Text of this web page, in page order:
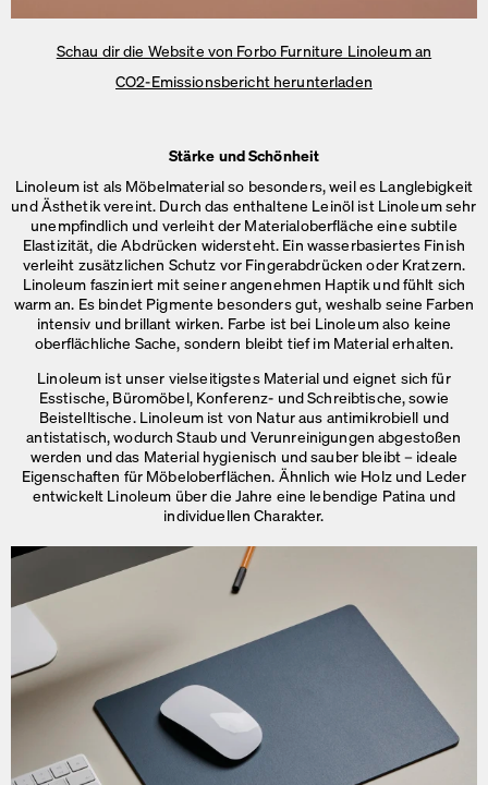
Schau dir die Website von Forbo Furniture Linoleum an
CO2-Emissionsbericht herunterladen
Stärke und Schönheit
Linoleum ist als Möbelmaterial so besonders, weil es Langlebigkeit
und Ästhetik vereint. Durch das enthaltene Leinöl ist Linoleum sehr
unempfindlich und verleiht der Materialoberfläche eine subtile
Elastizität, die Abdrücken widersteht. Ein wasserbasiertes Finish
verleiht zusätzlichen Schutz vor Fingerabdrücken oder Kratzern.
Linoleum fasziniert mit seiner angenehmen Haptik und fühlt sich
warm an. Es bindet Pigmente besonders gut, weshalb seine Farben
intensiv und brillant wirken. Farbe ist bei Linoleum also keine
oberflächliche Sache, sondern bleibt tiefim Material erhalten.
Linoleum ist unser vielseitigstes Material und eignet sich für
Esstische, Büromöbel, Konferenz- und Schreibtische, sowie
Beistelltische. Linoleum ist von Natur aus antimikrobiell und
antistatisch, wodurch Staub und Verunreinigungen abgestoßen
werden und das Material hygienisch und sauber bleibt – ideale
Eigenschaften für Möbeloberflächen. Ähnlich wie Holz und Leder
entwickelt Linoleum über die Jahre eine lebendige Patina und
individuellen Charakter.